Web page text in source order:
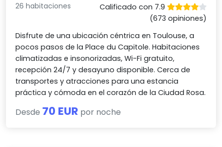
26 habitaciones
Calificado con 7.9
(673 opiniones)
Disfrute de una ubicación céntrica en Toulouse, a
pocos pasos de la Place du Capitole. Habitaciones
climatizadas e insonorizadas, Wi-Fi gratuito,
recepción 24/7 y desayuno disponible. Cerca de
transportes y atracciones para una estancia
práctica y cómoda en el corazón de la Ciudad Rosa.
Desde 70 EUR por noche